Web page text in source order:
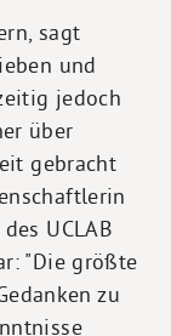
sagt
und
jedoch
über
gebracht
UCLAB
"Die größte
zu